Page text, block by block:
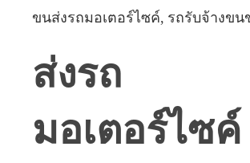
ขนส่งรถมอเตอร์ไซค์ รถรับจ้างขน
ส่งรถ
มอเตอร์ไซค์